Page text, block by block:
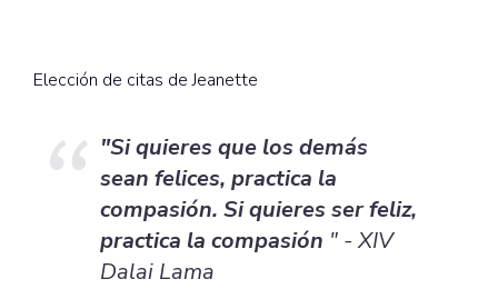
Elección de citas de Jeanette
"Si quieres que los demás
sean felices, practica la
compasión. Si quieres ser feliz,
practica la compasión " - XIV
Dalai Lama